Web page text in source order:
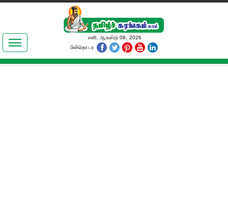
இலக்கியங்கள்
தமிழ் உலகம்
சனி, ஆகஸ்டு 08, 2026
பின்தொடர